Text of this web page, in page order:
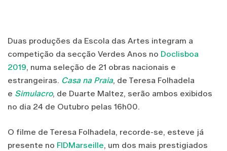
Duas produções da Escola das Artes integram a
competição da secção Verdes Anos no Doclisboa
2019, numa seleção de 21 obras nacionais e
estrangeiras. Casa na Praia, de Teresa Folhadela
e Simulacro, de Duarte Maltez, serão ambos exibidos
no dia 24 de Outubro pelas 16h00.
O filme de Teresa Folhadela, recorde-se, esteve já
presente no FIDMarseille, um dos mais prestigiados